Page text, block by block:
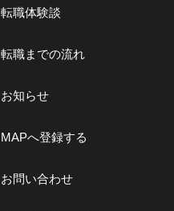
転職体験談
転職までの流れ
お知らせ
MAPへ登録する
お問い合わせ